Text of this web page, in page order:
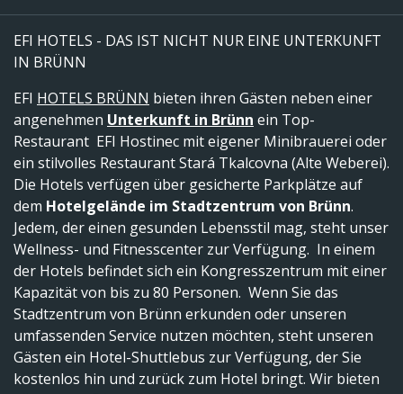
EFI HOTELS - DAS IST NICHT NUR EINE UNTERKUNFT
IN BRÜNN
EFI HOTELS BRÜNN bieten ihren Gästen neben einer
angenehmen Unterkunft in Brünn ein Top-
Restaurant EFI Hostinec mit eigener Minibrauerei oder
ein stilvolles Restaurant Stará Tkalcovna (Alte Weberei).
Die Hotels verfügen über gesicherte Parkplätze auf
dem Hotelgelände im Stadtzentrum von Brünn.
Jedem, der einen gesunden Lebensstil mag, steht unser
Wellness- und Fitnesscenter zur Verfügung. In einem
der Hotels befindet sich ein Kongresszentrum mit einer
Kapazität von bis zu 80 Personen. Wenn Sie das
Stadtzentrum von Brünn erkunden oder unseren
umfassenden Service nutzen möchten, steht unseren
Gästen ein Hotel-Shuttlebus zur Verfügung, der Sie
kostenlos hin und zurück zum Hotel bringt. Wir bieten